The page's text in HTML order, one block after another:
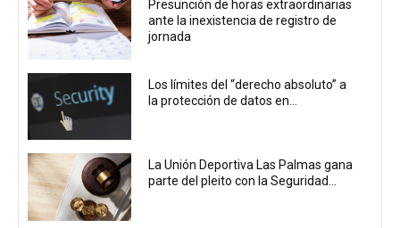
Presunción de horas extraordinarias
ante la inexistencia de registro de
jornada
Los límites del “derecho absoluto” a
la protección de datos en...
La Unión Deportiva Las Palmas gana
parte del pleito con la Seguridad...